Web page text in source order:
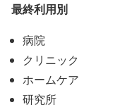
最終利用別
病院
クリニック
ホームケア
研究所